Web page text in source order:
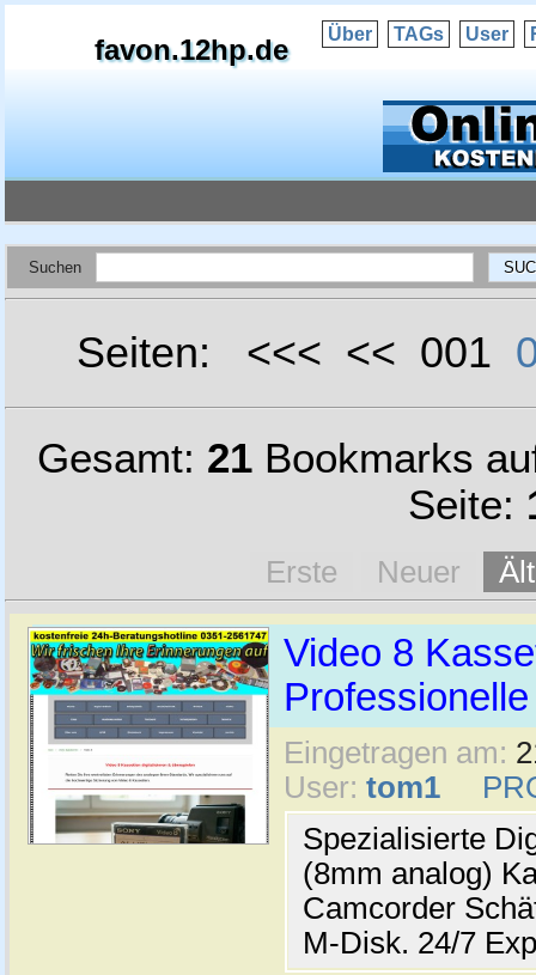
favon.12hp.de Über TAGs User
Suchen
Seiten: <<< << 001
Gesamt: 21 Bookmarks
Seite:
Erste Neuer
Video 8
Eingetragen am:
User: tom1
Spezialisierte
(8mm analog)
Camcorder
M-Disk. 24/7